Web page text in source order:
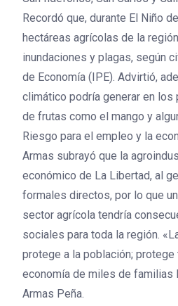
Recordó que, durante El Niño
hectáreas agrícolas de la
inundaciones y plagas, según
de Economía (IPE). Advirtió,
climático podría generar en
de frutas como el mango y
Riesgo para el empleo y la
Armas subrayó que la
económico de La Libertad, al
formales directos, por lo que
sector agrícola tendría
sociales para toda la región.
protege a la población;
economía de miles de familias
Armas Peña.